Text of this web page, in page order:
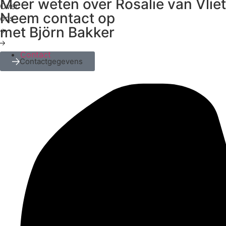
Over
ons
Contact
Meer weten over Rosalie van
Neem contact op
met Björn Bakker
Contactgegevens